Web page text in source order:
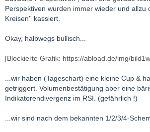
Perspektiven wurden immer wieder und allzu
Kreisen'' kassiert.
Okay, halbwegs bullisch...
[Blockierte Grafik: https://abload.de/img/
...wir haben (Tageschart) eine kleine Cup &
getriggert. Volumenbestätigung aber eine
Indikatorendivergenz im RSI. (gefährlich !)
...wir sind nach dem bekannten 1/2/3/4-